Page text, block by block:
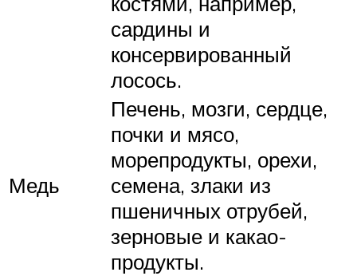
сардины и
консервированный
лосось.
Медь
Печень, мозги, сердце,
почки и мясо,
морепродукты, орехи,
семена, злаки из
пшеничных отрубей,
зерновые и какао-
продукты.